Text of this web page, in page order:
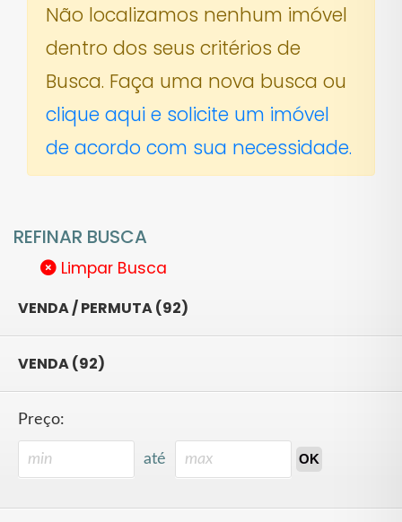
Não localizamos nenhum imóvel
dentro dos seus critérios de
Busca. Faça uma nova busca ou
clique aqui e solicite um imóvel
de acordo com sua necessidade.
REFINAR BUSCA
Limpar Busca
VENDA / PERMUTA (92)
VENDA (92)
Preço:
até